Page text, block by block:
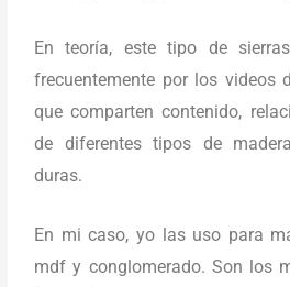
En teoría, este tipo de
frecuentemente por los videos
que comparten contenido,
de diferentes tipos de
duras.
En mi caso, yo las uso para
mdf y conglomerado. Son los